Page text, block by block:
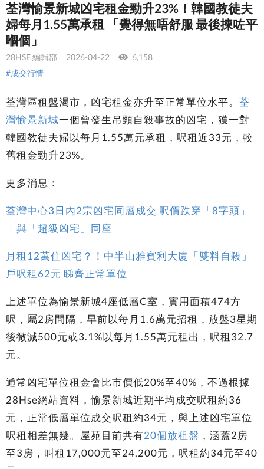
荃灣愉景新城凶宅租金勁升23%！韓國教徒夫
婦每月1.55萬承租 「覺得無唔舒服 最後揀咗平
嗰個」
28HSE 編輯部 2026-04-22
6,158
#成交行情
荃灣區租盤渴市，凶宅租金亦升至正常單位水平。 荃
灣愉景新城一個曾發生吊頸自殺事故的凶宅，獲一對
韓國教徒夫婦以每月1.55萬元承租，呎租近33元，較
舊租金勁升23%。
更多消息：
荃灣中心3日內2宗凶宅同層成交 呎價跌穿「8字頭」
｜與「超級凶宅」同座
月租12萬住凶宅？！中半山雅賓利大廈「雙料自殺」
戶呎租62元 睇齊正常單位
上述單位為愉景新城4座低層C室，實用面積474方
呎，屬2房間隔，早前以每月1.6萬元招租，放盤3星期
後微減500元或3.1%以每月1.55萬元租出，呎租32.7
元。
通常凶宅單位租金會比市價低20%至40%，不過根據
28Hse網站資料，愉景新城近期平均成交呎租約36
元，正常低層單位成交呎租約34元，與上述凶宅單位
呎租相差無幾。屋苑目前共有20個放租盤 ，涵蓋2房
至3房，叫租17,000元至24,200元，呎租約34元至40